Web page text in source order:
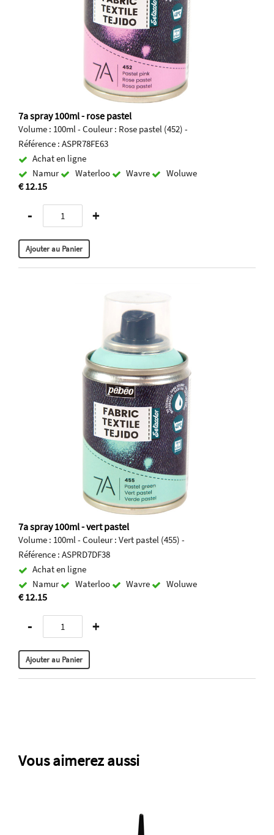
7a spray 100ml - rose pastel
Volume : 100ml - Couleur : Rose pastel (452) -
Référence : ASPR78FE63
Achat en ligne
Namur
Waterloo Wavre Woluwe
€ 12.15
- +
7a spray 100ml - vert pastel
Volume : 100ml - Couleur : Vert pastel (455) -
Référence : ASPRD7DF38
Achat en ligne
Namur
Waterloo Wavre Woluwe
€ 12.15
- +
Vous aimerez aussi